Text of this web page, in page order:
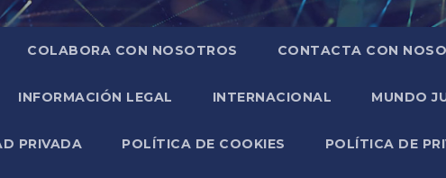
COLABORA CON NOSOTROS CONTACTA CON
INFORMACIÓN LEGAL INTERNACIONAL MUNDO
PRIVADA POLÍTICA DE COOKIES POLÍTICA DE